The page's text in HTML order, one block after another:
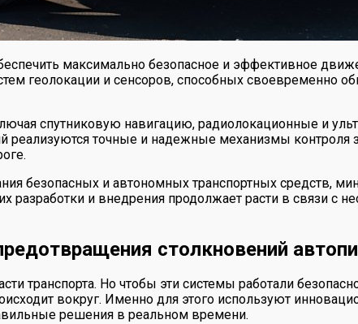
максимально безопасное и эффективное
геолокации и сенсоров, способных своевременно
спутниковую навигацию, радиолокационные и
реализуются точные и надежные механизмы
безопасных и автономных транспортных средств,
разработки и внедрения продолжает расти в связи с
столкновений
транспорта. Но чтобы эти системы работали
вокруг. Именно для этого используют
решения в реальном времени.